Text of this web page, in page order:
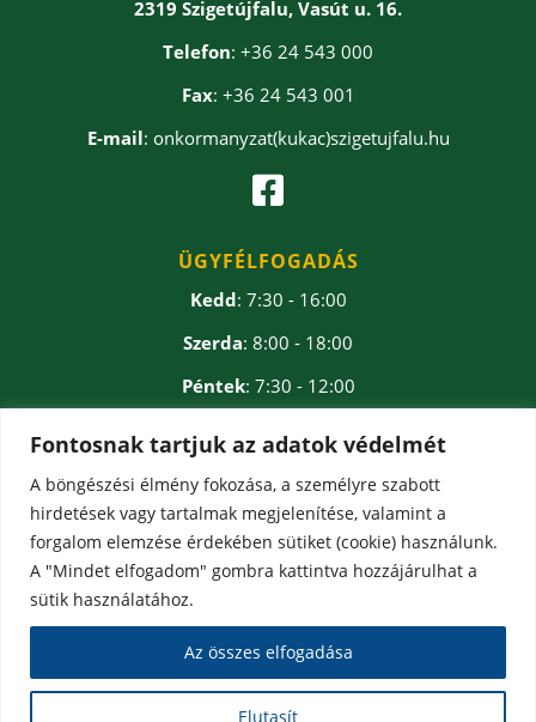
Fontosnak tartjuk az adatok védelmét
A böngészési élmény fokozása, a személyre szabott
hirdetések vagy tartalmak megjelenítése, valamint a
forgalom elemzése érdekében sütiket (cookie) használunk.
A "Mindet elfogadom" gombra kattintva hozzájárulhat a
sütik használatához.
Elutasít
Az összes elfogadása
2319 Szigetújfalu, Vasút u. 16.
Telefon: +36 24 543 000
Fax: +36 24 543 001
E-mail: onkormanyzat(kukac)szigetujfalu.hu

ÜGYFÉLFOGADÁS
Kedd: 7:30 - 16:00
Szerda: 8:00 - 18:00
Péntek: 7:30 - 12:00